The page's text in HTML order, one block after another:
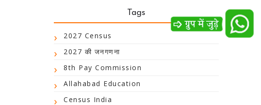
Tags
2027 Census
2027 की जनगणना
8th Pay Commission
Allahabad Education
Census India